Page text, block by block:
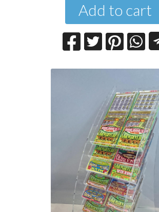
Add to cart